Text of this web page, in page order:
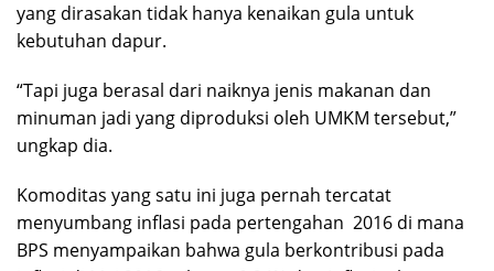
yang dirasakan tidak hanya kenaikan gula untuk
kebutuhan dapur.
“Tapi juga berasal dari naiknya jenis makanan dan
minuman jadi yang diproduksi oleh UMKM tersebut,”
ungkap dia.
Komoditas yang satu ini juga pernah tercatat
menyumbang inflasi pada pertengahan 2016 di mana
BPS menyampaikan bahwa gula berkontribusi pada